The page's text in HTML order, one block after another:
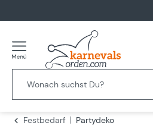
Festbedarf
Partydeko